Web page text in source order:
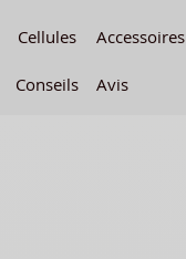
Cellules
Conseils
Accessoires
Avis